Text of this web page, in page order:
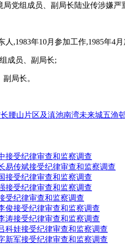
党组成员、副局长陆业传涉嫌
,1983年10月参加工作,1985年4
成员、副局长;
局长。
腰山片区及滇池南湾未来城五渔
接受纪律审查和监察调查
易传斌接受纪律审查和监察调查
接受纪律审查和监察调查
接受纪律审查和监察调查
受纪律审查和监察调查
俊接受纪律审查和监察调查
涛接受纪律审查和监察调查
科娃接受纪律审查和监察调查
新军接受纪律审查和监察调查